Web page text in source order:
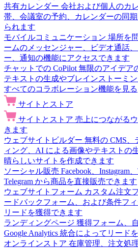
共有カレンダー 会社および個人のカ
帯、会議室の予約、カレンダーの同
られます
モバイルコミュニケーション 場所を
ームのメッセンジャー、ビデオ通話
ー、通知の機能にアクセスできます
チャットでの CoPilot 無限のアイデア
テキストの生成やブレインストーミ
すべてのコラボレーション機能を見る
サイトとストア
サイトとストア 売上につながる
きます
ウェブサイトビルダー 無料の CMS、
ィング、AI による画像やテキストの
晴らしいサイトを作成できます
ソーシャル販売 Facebook、Instagram
Telegram から商品を直接販売できます
ウェブサイトフォーム カスタム注文
ードバックフォーム、および条件フ
リードを獲得できます
ランディングページ 獲得フォーム、
Google Analytics 統合によってリード
オンラインストア 在庫管理、注文処